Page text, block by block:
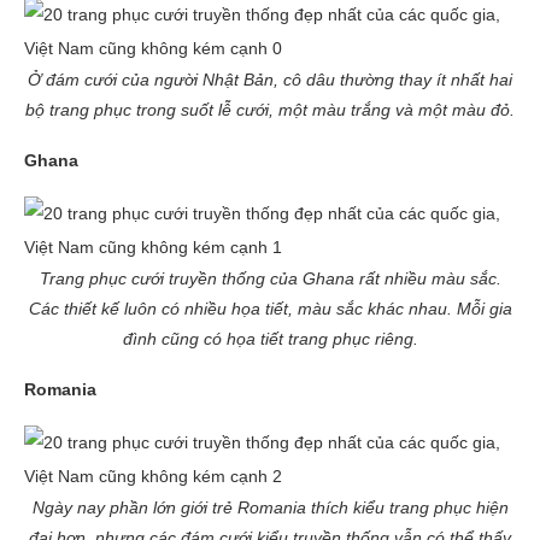
Ở đám cưới của người Nhật Bản, cô dâu thường thay ít nhất hai
bộ trang phục trong suốt lễ cưới, một màu trắng và một màu đỏ.
Ghana
Trang phục cưới truyền thống của Ghana rất nhiều màu sắc.
Các thiết kế luôn có nhiều họa tiết, màu sắc khác nhau. Mỗi gia
đình cũng có họa tiết trang phục riêng.
Romania
Ngày nay phần lớn giới trẻ Romania thích kiểu trang phục hiện